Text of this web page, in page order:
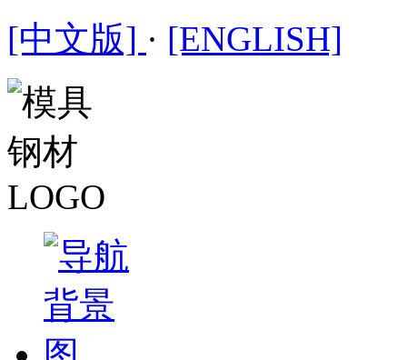
[中文版] · [ENGLISH]